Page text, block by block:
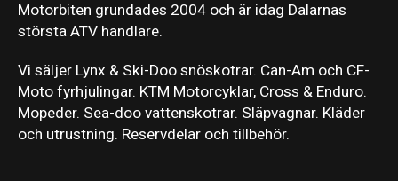
Motorbiten grundades 2004 och är idag Dalarnas
största ATV handlare.
Vi säljer Lynx & Ski-Doo snöskotrar. Can-Am och CF-
Moto fyrhjulingar. KTM Motorcyklar, Cross & Enduro.
Mopeder. Sea-doo vattenskotrar. Släpvagnar. Kläder
och utrustning. Reservdelar och tillbehör.